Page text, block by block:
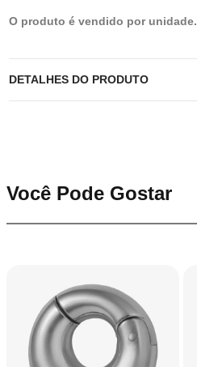
O produto é vendido por unidade.
DETALHES DO PRODUTO
Você Pode Gostar